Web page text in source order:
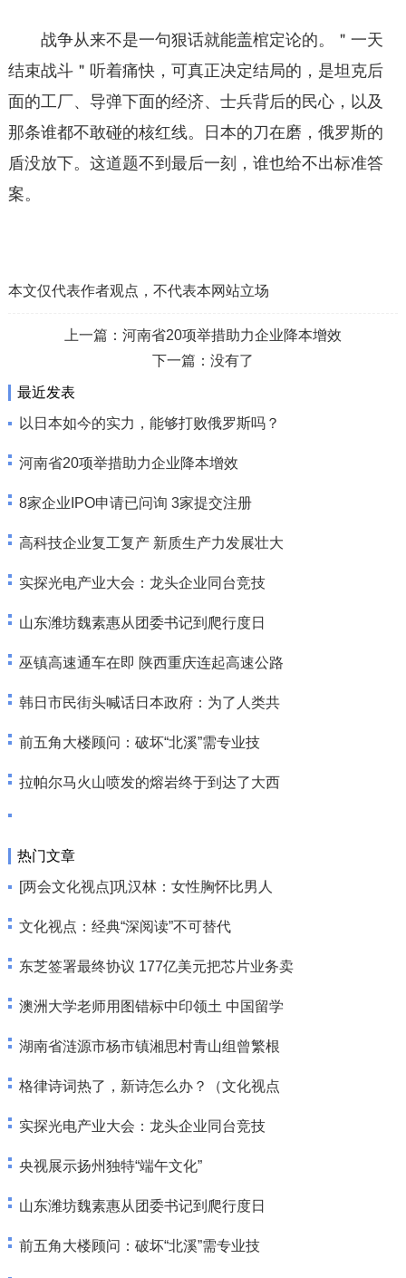
战争从来不是一句狠话就能盖棺定论的。＂一天
结束战斗＂听着痛快，可真正决定结局的，是坦克后
面的工厂、导弹下面的经济、士兵背后的民心，以及
那条谁都不敢碰的核红线。日本的刀在磨，俄罗斯的
盾没放下。这道题不到最后一刻，谁也给不出标准答
案。
本文仅代表作者观点，不代表本网站立场
上一篇： 河南省20项举措助力企业降本增效
下一篇：没有了
最近发表
以日本如今的实力，能够打败俄罗斯吗？
河南省20项举措助力企业降本增效
8家企业IPO申请已问询 3家提交注册
高科技企业复工复产 新质生产力发展壮大
实探光电产业大会：龙头企业同台竞技
山东潍坊魏素惠从团委书记到爬行度日
巫镇高速通车在即 陕西重庆连起高速公路
韩日市民街头喊话日本政府：为了人类共
前五角大楼顾问：破坏“北溪”需专业技
拉帕尔马火山喷发的熔岩终于到达了大西
热门文章
[两会文化视点]巩汉林：女性胸怀比男人
文化视点：经典“深阅读”不可替代
东芝签署最终协议 177亿美元把芯片业务卖
澳洲大学老师用图错标中印领土 中国留学
湖南省涟源市杨市镇湘思村青山组曾繁根
格律诗词热了，新诗怎么办？（文化视点
实探光电产业大会：龙头企业同台竞技
央视展示扬州独特“端午文化”
山东潍坊魏素惠从团委书记到爬行度日
前五角大楼顾问：破坏“北溪”需专业技